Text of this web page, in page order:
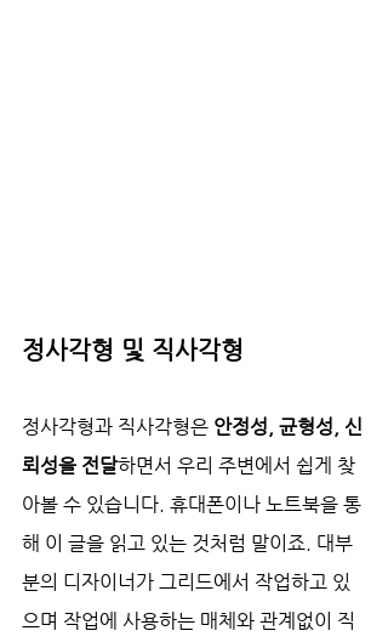
정사각형 및 직사각형
정사각형과 직사각형은 안정성, 균형성, 신
뢰성을 전달하면서 우리 주변에서 쉽게 찾
아볼 수 있습니다. 휴대폰이나 노트북을 통
해 이 글을 읽고 있는 것처럼 말이죠. 대부
분의 디자이너가 그리드에서 작업하고 있
으며 작업에 사용하는 매체와 관계없이 직